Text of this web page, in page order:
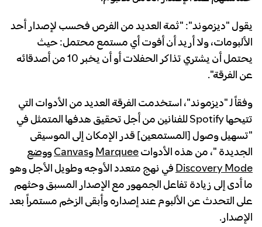
يقول "ديزموند": "ثمة العديد من الفرص فحسب لإصدار أحد
الألبومات، ولا أريد أن أفوت أي مستمع محتمل: حيث
يحتمل أن يشتري تذاكر الحفلات أو أن يخبر 10 من أصدقائه
عن الفرقة".
وفقاً لـ "ديزموند"، استخدمت الفرقة العديد من الأدوات التي
تتيحها Spotify للفنانين من أجل تحقيق هدفها المتمثل في
"تسهيل وصول [المستمعين] قدر الإمكان إلى الموسيقى
الجديدة "، من هذه الأدواتMarqueeوCanvasووضع
Discovery Mode في نهج متعدد الأوجه وطويل الأجل وهو
ما أدى إلى زيادة تفاعل الجمهور مع الإصدار المسبق وحثهم
على التحدث عن الألبوم عند إصداره وأبقى الزخم مستمراً بعد
الإصدار.